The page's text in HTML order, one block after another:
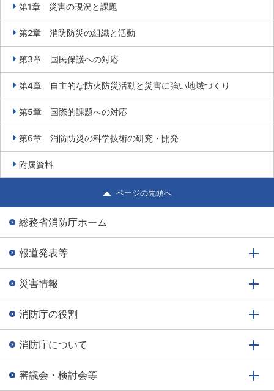
第1章 災害の現況と課題
第2章 消防防災の組織と活動
第3章 国民保護への対応
第4章 自主的な防火防災活動と災害に強い地域づくり
第5章 国際的課題への対応
第6章 消防防災の科学技術の研究・開発
附属資料
ページの先頭へ
総務省消防庁ホーム
報道発表等
災害情報
消防庁の役割
消防庁について
審議会・検討会等